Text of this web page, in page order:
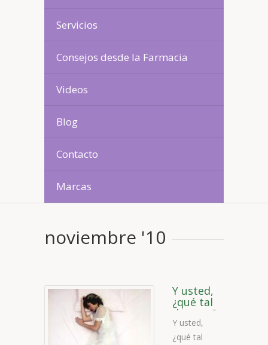
Servicios
Consejos desde la Farmacia
Videos
Blog
Contacto
Marcas
noviembre '10
Y usted,
¿qué tal
duerme?
Y usted,
¿qué tal